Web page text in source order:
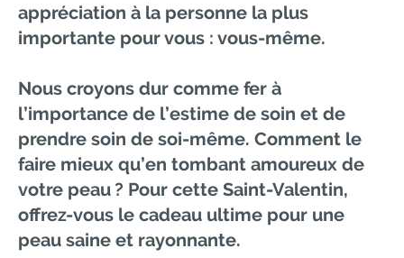
appréciation à la personne la plus
importante pour vous : vous-même.
Nous croyons dur comme fer à
l’importance de l’estime de soin et de
prendre soin de soi-même. Comment le
faire mieux qu’en tombant amoureux de
votre peau ? Pour cette Saint-Valentin,
offrez-vous le cadeau ultime pour une
peau saine et rayonnante.